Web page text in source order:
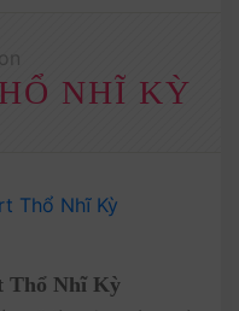
NHĨ KỲ
Thổ Nhĩ Kỳ